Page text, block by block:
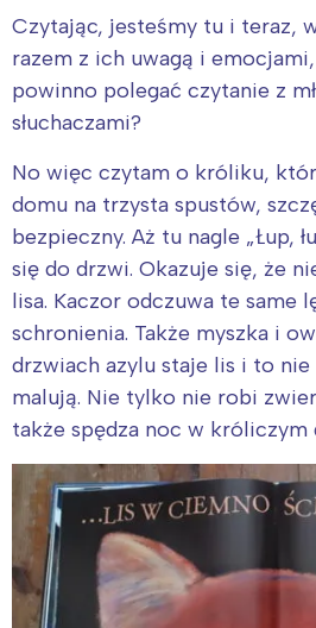
Czytając, jesteśmy tu i teraz,
razem z ich uwagą i
powinno polegać czytanie z
słuchaczami?
No więc czytam o króliku,
domu na trzysta spustów,
bezpieczny. Aż tu nagle „Łup,
się do drzwi. Okazuje się, że
lisa. Kaczor odczuwa te same
schronienia. Także myszka i
drzwiach azylu staje lis i to
malują. Nie tylko nie robi
także spędza noc w króliczym